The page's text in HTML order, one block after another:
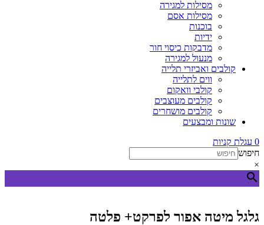
מסילות למגירה
מסילות אסם
בוכנות
ידיות
מדבקות כיסוי חור
מנעול למגירה
קולבים ואביזרי תלייה
ווים לתלייה
קולבי וואקום
קולבים מעוצבים
קולבים מושחרים
שונות ומבצעים
0 עגלת קניות
חיפוש
×
גלגל מיטה אפור לפרקט+ פלטה